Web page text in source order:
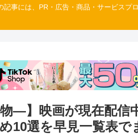
記事には、PR・広告・商品・サービス
―】映画が現在配信
10選を早見一覧表で